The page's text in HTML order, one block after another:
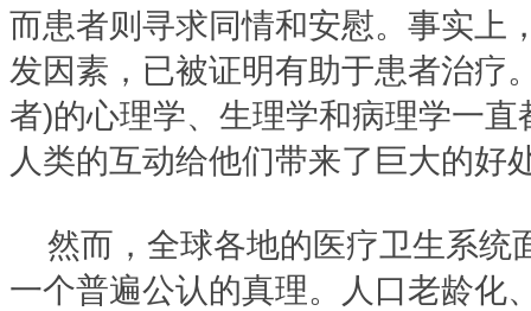
而患者则寻求同情和安慰。事实上
发因素，已被证明有助于患者治疗
者)的心理学、生理学和病理学一
人类的互动给他们带来了巨大的好
然而，全球各地的医疗卫生系统
一个普遍公认的真理。人口老龄化